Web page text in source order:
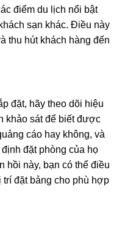
điểm du lịch nổi bật
sạn khác. Điều này
thu hút khách hàng đến
đặt, hãy theo dõi hiệu
khảo sát để biết được
cáo hay không, và
đặt phòng của họ
hồi này, bạn có thể điều
đặt bảng cho phù hợp